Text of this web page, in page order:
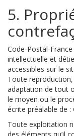
5.
Code-Postal-
intellectuelle et
accessibles sur le
Toute
adaptation de tout
le moyen ou le
écrite préalable de :
Toute exploitation